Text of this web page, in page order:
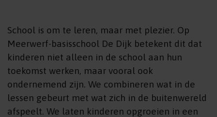
School is om te leren, maar met plezier. Op
Meerwerf-basisschool De Dijk betekent dit dat
kinderen niet alleen in de school aan hun
toekomst werken, maar vooral ook
ondernemend zijn. We combineren wat in de
lessen gebeurt met wat zich in de buitenwereld
afspeelt. We laten kinderen opgroeien in een